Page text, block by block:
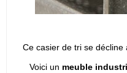
Ce casier de tri se décline
Voici un meuble